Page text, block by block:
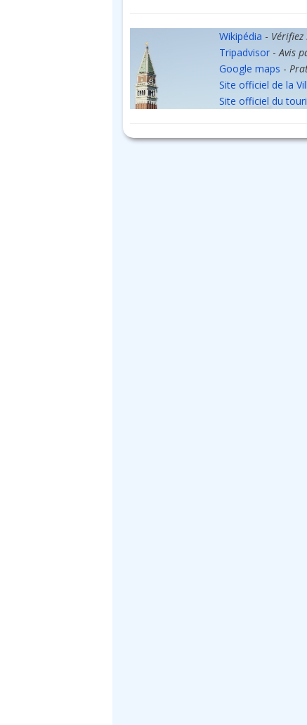
Wikipédia -
Tripadvisor-Avis
Google maps -
Site officiel de la
Site officiel du